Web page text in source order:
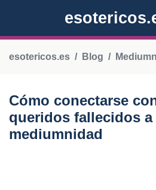
esotericos.es Blog
Cómo conectarse
queridos fallecidos a
mediumnidad